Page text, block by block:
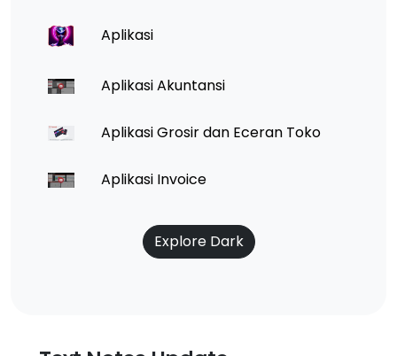
Aplikasi
Aplikasi Akuntansi
Aplikasi Grosir dan Eceran Toko
Aplikasi Invoice
Explore Dark